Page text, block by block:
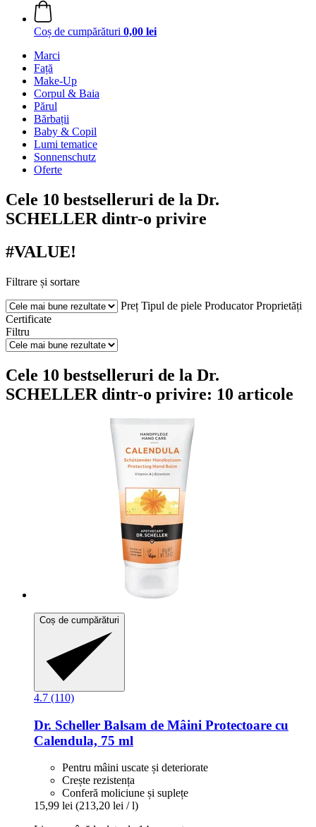
Coș de cumpărături 0,00 lei
Marci
Față
Make-Up
Corpul & Baia
Părul
Bărbații
Baby & Copil
Lumi tematice
Sonnenschutz
Oferte
Cele 10 bestselleruri de la Dr.
SCHELLER dintr-o privire
#VALUE!
Filtrare și sortare
Preț Tipul de piele Producator Proprietăți
Certificate
Filtru
Cele 10 bestselleruri de la Dr.
SCHELLER dintr-o privire: 10 articole
Coș de cumpărături
4.7 (110)
Dr. Scheller Balsam de Mâini Protectoare cu
Calendula, 75 ml
Pentru mâini uscate și deteriorate
Crește rezistența
Conferă moliciune și suplețe
15,99 lei (213,20 lei / l)